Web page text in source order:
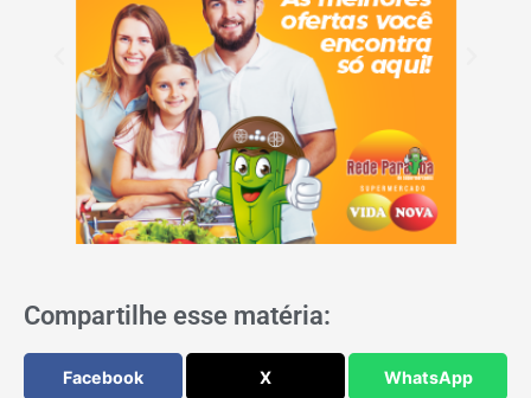
Compartilhe esse matéria:
Facebook X WhatsApp